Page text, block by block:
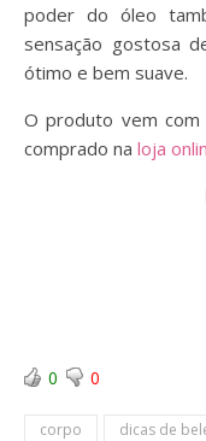
poder do óleo
sensação gostosa
ótimo e bem suave.
O produto vem
comprado na loja
0 0
corpo dicas de